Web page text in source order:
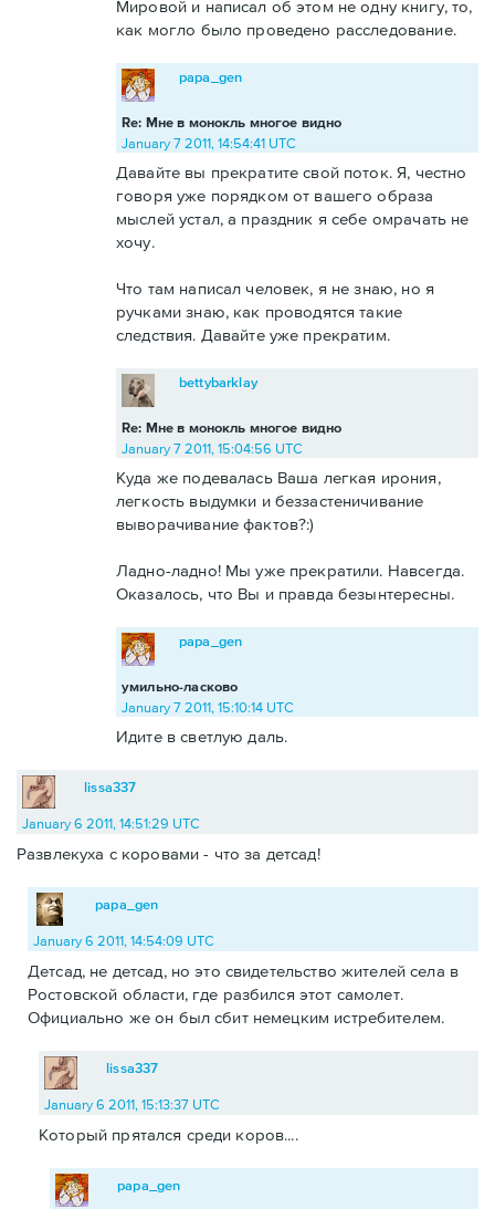
Мировой и написал об этом не одну книгу, то,
как могло было проведено расследование.
Re: Мне в монокль многое видно
papa_gen
January 7 2011, 14:54:41 UTC
Давайте вы прекратите свой поток. Я, честно
говоря уже порядком от вашего образа
мыслей устал, а праздник я себе омрачать не
хочу.
Что там написал человек, я не знаю, но я
ручками знаю, как проводятся такие
следствия. Давайте уже прекратим.
Re: Мне в монокль многое видно
bettybarklay
January 7 2011, 15:04:56 UTC
Куда же подевалась Ваша легкая ирония,
легкость выдумки и беззастеничивание
выворачивание фактов?:)
Ладно-ладно! Мы уже прекратили. Навсегда.
Оказалось, что Вы и правда безынтересны.
умильно-ласково
papa_gen
January 7 2011, 15:10:14 UTC
Идите в светлую даль.
lissa337
January 6 2011, 14:51:29 UTC
Развлекуха с коровами - что за детсад!
papa_gen
January 6 2011, 14:54:09 UTC
Детсад, не детсад, но это свидетельство жителей села в
Ростовской области, где разбился этот самолет.
Официально же он был сбит немецким истребителем.
lissa337
January 6 2011, 15:13:37 UTC
Который прятался среди коров....
papa_gen